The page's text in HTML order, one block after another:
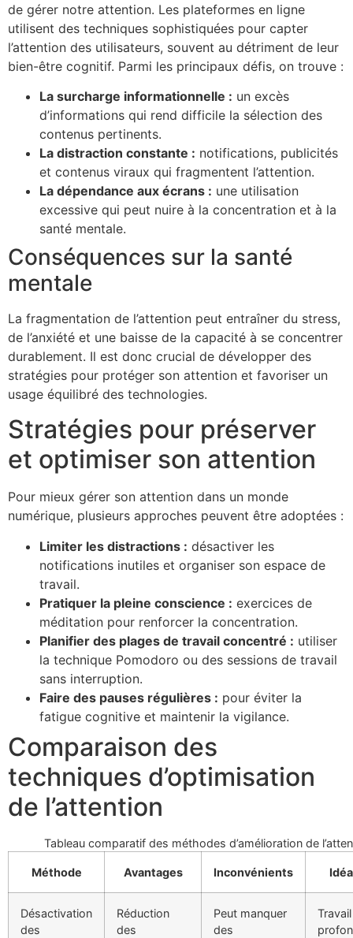
de gérer notre attention. Les plateformes en ligne
utilisent des techniques sophistiquées pour capter
l’attention des utilisateurs, souvent au détriment de leur
bien-être cognitif. Parmi les principaux défis, on trouve :
La surcharge informationnelle : un excès
d’informations qui rend difficile la sélection des
contenus pertinents.
La distraction constante : notifications, publicités
et contenus viraux qui fragmentent l’attention.
La dépendance aux écrans : une utilisation
excessive qui peut nuire à la concentration et à la
santé mentale.
Conséquences sur la santé
mentale
La fragmentation de l’attention peut entraîner du stress,
de l’anxiété et une baisse de la capacité à se concentrer
durablement. Il est donc crucial de développer des
stratégies pour protéger son attention et favoriser un
usage équilibré des technologies.
Stratégies pour préserver
et optimiser son attention
Pour mieux gérer son attention dans un monde
numérique, plusieurs approches peuvent être adoptées :
Limiter les distractions : désactiver les
notifications inutiles et organiser son espace de
travail.
Pratiquer la pleine conscience : exercices de
méditation pour renforcer la concentration.
Planifier des plages de travail concentré : utiliser
la technique Pomodoro ou des sessions de travail
sans interruption.
Faire des pauses régulières : pour éviter la
fatigue cognitive et maintenir la vigilance.
Comparaison des
techniques d’optimisation
de l’attention
Tableau comparatif des méthodes d’amélioration de
Méthode Avantages Inconvénients
Désactivation
des
Réduction
des
Peut manquer
des